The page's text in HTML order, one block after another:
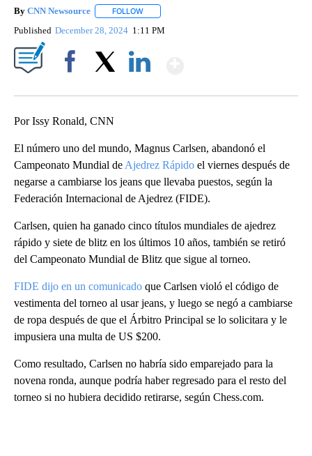
By CNN Newsource FOLLOW
Published December 28, 2024 1:11 PM
Por Issy Ronald, CNN
El número uno del mundo, Magnus Carlsen, abandonó el
Campeonato Mundial de Ajedrez Rápido el viernes después de
negarse a cambiarse los jeans que llevaba puestos, según la
Federación Internacional de Ajedrez (FIDE).
Carlsen, quien ha ganado cinco títulos mundiales de ajedrez
rápido y siete de blitz en los últimos 10 años, también se retiró
del Campeonato Mundial de Blitz que sigue al torneo.
FIDE dijo en un comunicado que Carlsen violó el código de
vestimenta del torneo al usar jeans, y luego se negó a cambiarse
de ropa después de que el Árbitro Principal se lo solicitara y le
impusiera una multa de US $200.
Como resultado, Carlsen no habría sido emparejado para la
novena ronda, aunque podría haber regresado para el resto del
torneo si no hubiera decidido retirarse, según Chess.com.